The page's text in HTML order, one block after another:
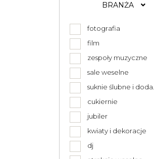
BRANŻA
fotografia
film
zespoły muzyczne
sale weselne
suknie ślubne i doda...
cukiernie
jubiler
kwiaty i dekoracje
dj